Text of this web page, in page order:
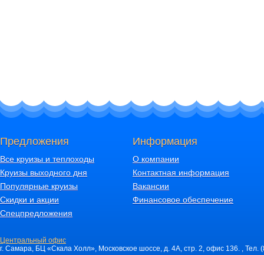
Предложения
Все круизы и теплоходы
Круизы выходного дня
Популярные круизы
Скидки и акции
Спецпредложения
Информация
О компании
Контактная информация
Вакансии
Финансовое обеспечение
Центральный офис
г. Самара, БЦ «Скала Холл», Московское шоссе, д. 4А, стр. 2, офис 136. ,